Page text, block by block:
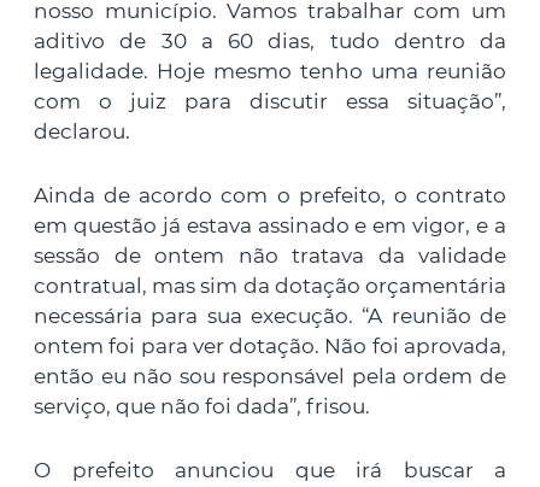
nosso município. Vamos trabalhar com um
aditivo de 30 a 60 dias, tudo dentro da
legalidade. Hoje mesmo tenho uma reunião
com o juiz para discutir essa situação”,
declarou.
Ainda de acordo com o prefeito, o contrato
em questão já estava assinado e em vigor, e a
sessão de ontem não tratava da validade
contratual, mas sim da dotação orçamentária
necessária para sua execução. “A reunião de
ontem foi para ver dotação. Não foi aprovada,
então eu não sou responsável pela ordem de
serviço, que não foi dada”, frisou.
O prefeito anunciou que irá buscar a